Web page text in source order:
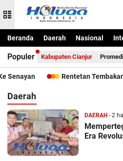
Beranda Daerah Nasional
Populer Kabupaten Cianjur
Rentetan Tembakan
Daerah
DAERAH - 2
Era